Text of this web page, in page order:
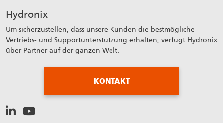
Hydronix
Um sicherzustellen, dass unsere Kunden die bestmögliche
Vertriebs- und Supportunterstützung erhalten, verfügt Hydronix
über Partner auf der ganzen Welt.
KONTAKT